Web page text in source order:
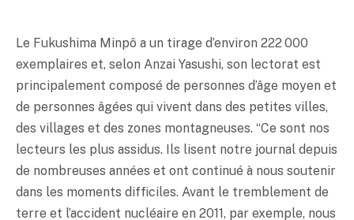
Le Fukushima Minpô a un tirage d’environ 222 000
exemplaires et, selon Anzai Yasushi, son lectorat est
principalement composé de personnes d’âge moyen et
de personnes âgées qui vivent dans des petites villes,
des villages et des zones montagneuses. “Ce sont nos
lecteurs les plus assidus. Ils lisent notre journal depuis
de nombreuses années et ont continué à nous soutenir
dans les moments difficiles. Avant le tremblement de
terre et l’accident nucléaire en 2011, par exemple, nous